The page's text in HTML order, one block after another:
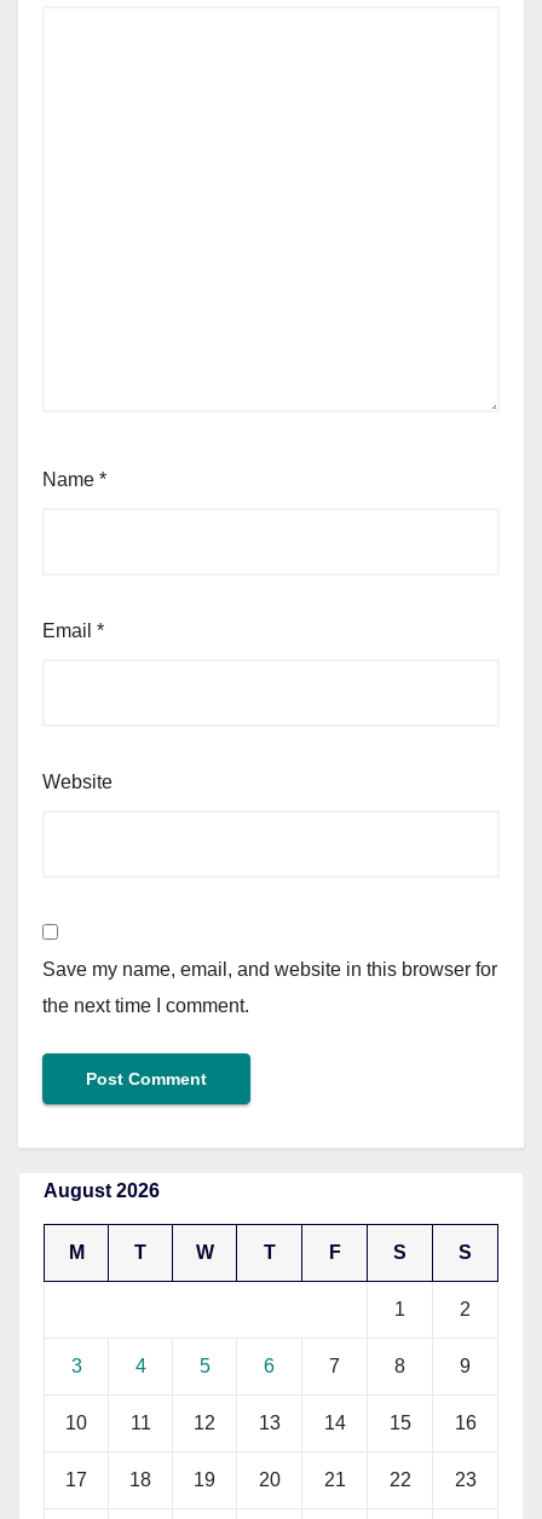
Name *
Email *
Website
Save my name, email, and website in this browser for
the next time I comment.
August 2026
M T W T F S S
1 2
3 4 5 6 7 8 9
10 11 12 13 14 15 16
17 18 19 20 21 22 23